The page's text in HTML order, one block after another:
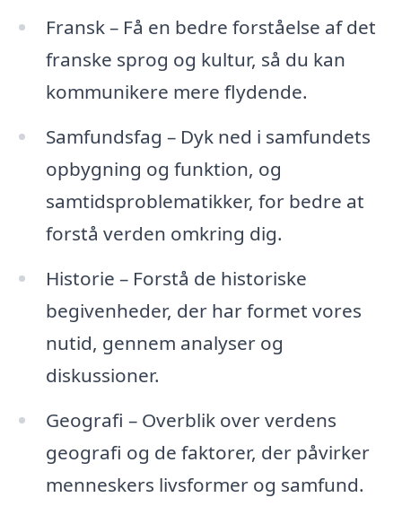
Fransk – Få en bedre forståelse af det
franske sprog og kultur, så du kan
kommunikere mere flydende.
Samfundsfag – Dyk ned i samfundets
opbygning og funktion, og
samtidsproblematikker, for bedre at
forstå verden omkring dig.
Historie – Forstå de historiske
begivenheder, der har formet vores
nutid, gennem analyser og
diskussioner.
Geografi – Overblik over verdens
geografi og de faktorer, der påvirker
menneskers livsformer og samfund.